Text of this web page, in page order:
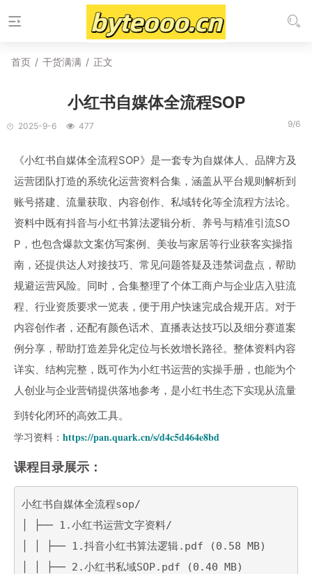
首页 / 干货满满 / 正文
小红书自媒体全流程SOP
2025-9-6 477 9/6
《小红书自媒体全流程SOP》是一套专为自媒体人、品牌方及
运营团队打造的系统化运营资料合集，涵盖从平台规则解析到
账号搭建、流量获取、内容创作、私域转化等全流程方法论。
资料中既有抖音与小红书算法逻辑分析、养号与精准引流SO
P，也包含爆款文案仿写案例、美妆与家居等行业获客实操指
南，还提供达人对接技巧、常见问题答疑及违禁词盘点，帮助
规避运营风险。同时，合集整理了个体工商户与企业店入驻流
程、行业资质要求一览表，便于用户快速完成合规开店。对于
内容创作者，还配有颜色话术、直播表达技巧以及细分赛道案
例分享，帮助打造差异化定位与长效增长路径。整体资料内容
详实、结构完整，既可作为小红书运营的实操手册，也能为个
人创业与企业营销提供落地参考，是小红书生态下实现从流量
到转化闭环的高效工具。
学习资料： https://pan.quark.cn/s/d4c5d464e8bd
课程目录展示：
小红书自媒体全流程sop/
│ ├── 1.小红书运营文字资料/
│ │ ├── 1.抖音小红书算法逻辑.pdf (0.58 MB)
│ │ ├── 2.小红书私域SOP.pdf (0.40 MB)